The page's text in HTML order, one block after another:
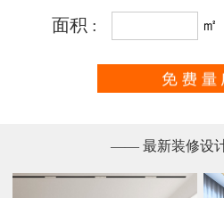
—— 最新装修设